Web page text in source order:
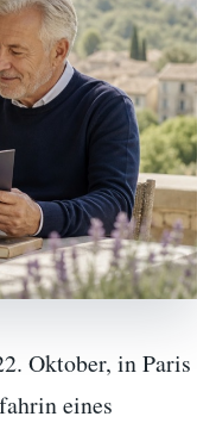
Oktober, in Paris
eines